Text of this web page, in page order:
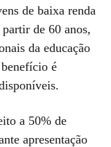
de baixa renda
de 60 anos,
da educação
é
a 50% de
apresentação